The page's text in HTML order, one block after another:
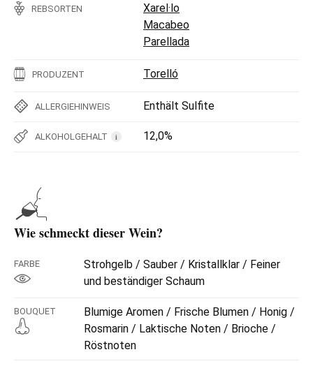
REBSORTEN
Xarel·lo
Macabeo
Parellada
PRODUZENT Torelló
ALLERGIEHINWEIS Enthält Sulfite
ALKOHOLGEHALT i 12,0%
Wie schmeckt dieser Wein?
FARBE
Strohgelb / Sauber / Kristallklar / Feiner
und beständiger Schaum
BOUQUET
Blumige Aromen / Frische Blumen / Honig /
Rosmarin / Laktische Noten / Brioche /
Röstnoten